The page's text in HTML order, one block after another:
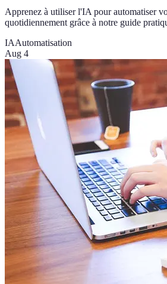
Apprenez à utiliser l'IA pour automatiser
quotidiennement grâce à notre guide
IAAutomatisation
Aug 4